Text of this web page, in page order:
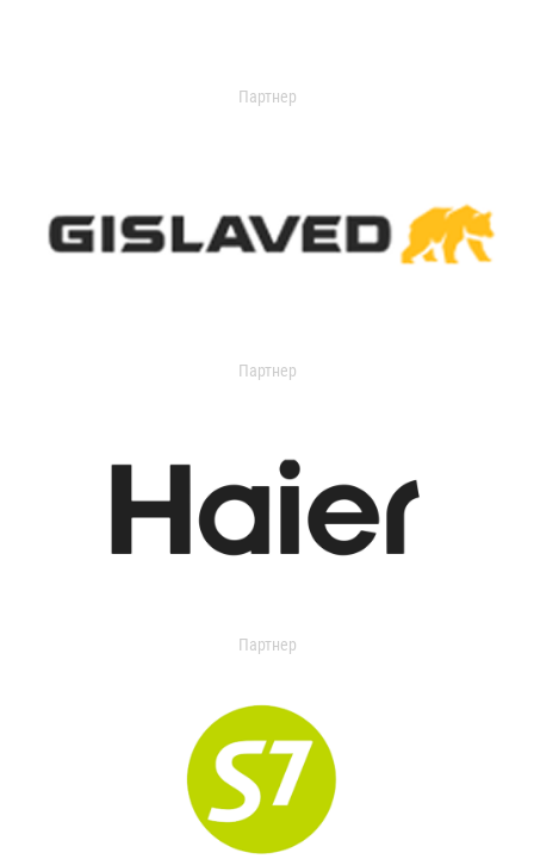
Партнер
Партнер
Партнер